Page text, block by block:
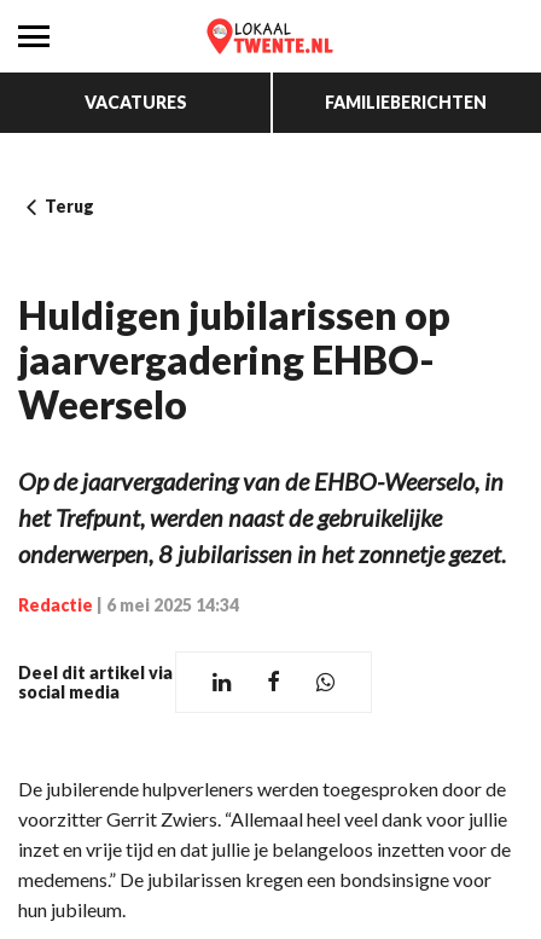
VACATURES FAMILIEBERICHTEN
Terug
Huldigen jubilarissen op
jaarvergadering EHBO-
Weerselo
Op de jaarvergadering van de EHBO-Weerselo, in
het Trefpunt, werden naast de gebruikelijke
onderwerpen, 8 jubilarissen in het zonnetje gezet.
Redactie 6 mei 2025 14:34
Deel dit artikel via
social media
De jubilerende hulpverleners werden toegesproken door de
voorzitter Gerrit Zwiers. “Allemaal heel veel dank voor jullie
inzet en vrije tijd en dat jullie je belangeloos inzetten voor de
medemens.” De jubilarissen kregen een bondsinsigne voor
hun jubileum.